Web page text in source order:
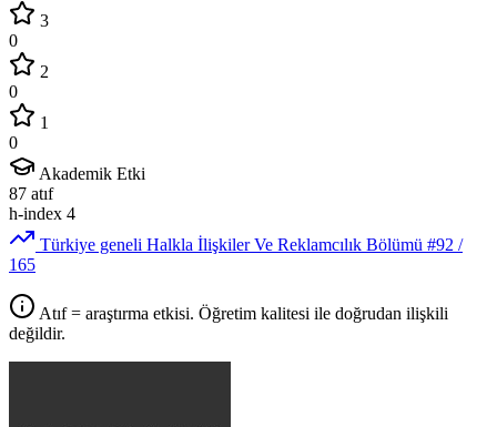
3
0
2
0
1
0
Akademik Etki
87 atıf
h-index 4
Türkiye geneli Halkla İlişkiler Ve Reklamcılık Bölümü #92 /
165
Atıf = araştırma etkisi. Öğretim kalitesi ile doğrudan ilişkili
değildir.